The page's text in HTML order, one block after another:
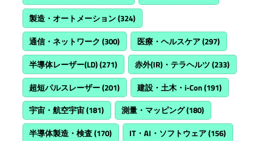
製造・オートメーション(324)
通信・ネットワーク (300) 医療・ヘルスケア(297)
半導体レーザー(LD)(271) 赤外(IR)・テラヘルツ (233)
超短パルスレーザー(201) 建設・土木・i-Con(191)
宇宙・航空宇宙(181) 測量・マッピング(180)
半導体製造・検査(170) IT・AI・ソフトウェア(156)